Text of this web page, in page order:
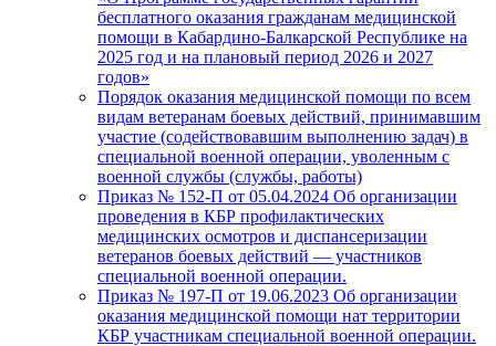
бесплатного оказания гражданам медицинской
помощи в Кабардино-Балкарской Республике на
2025 год и на плановый период 2026 и 2027
годов»
Порядок оказания медицинской помощи по всем
видам ветеранам боевых действий, принимавшим
участие (содействовавшим выполнению задач) в
специальной военной операции, уволенным с
военной службы (службы, работы)
Приказ № 152-П от 05.04.2024 Об организации
проведения в КБР профилактических
медицинских осмотров и диспансеризации
ветеранов боевых действий — участников
специальной военной операции.
Приказ № 197-П от 19.06.2023 Об организации
оказания медицинской помощи нат территории
КБР участникам специальной военной операции.